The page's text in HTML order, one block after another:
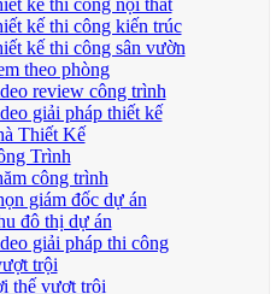
kế thi công nội thất
kế thi công kiến trúc
kế thi công sân vườn
theo phòng
review công trình
giải pháp thiết kế
Thiết Kế
Trình
công trình
giám đốc dự án
đô thị dự án
giải pháp thi công
trội
thế vượt trội